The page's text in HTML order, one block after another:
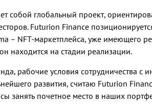
собой глобальный проект,
Futurion Finance
– NFT-маркетплейса, уже имеющего
находится на стадии реализации.
рабочие условия сотрудничества с
развития, считаю Futurion
занять почетное место в наших